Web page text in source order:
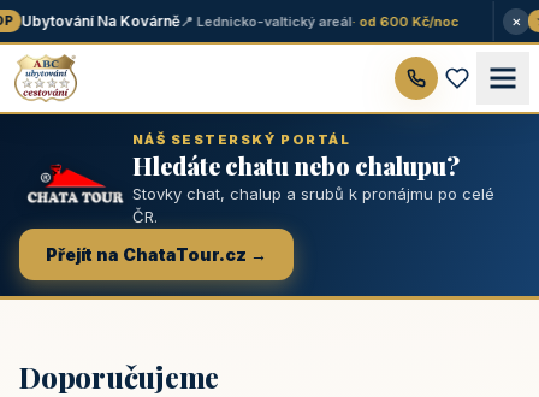
Ubytování Na Kovárně📍 Lednicko-valtický areál· od 600 Kč/noc ★
×
NÁŠ SESTERSKÝ PORTÁL
Hledáte chatu nebo chalupu?
Stovky chat, chalup a srubů k pronájmu po celé
ČR.
Přejít na ChataTour.cz →
Doporučujeme